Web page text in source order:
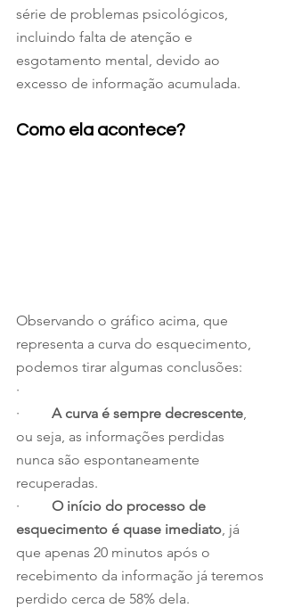
série de problemas psicológicos,
incluindo falta de atenção e
esgotamento mental, devido ao
excesso de informação acumulada.
Como ela acontece?
Observando o gráfico acima, que
representa a curva do esquecimento,
podemos tirar algumas conclusões:
·
· A curva é sempre decrescente,
ou seja, as informações perdidas
nunca são espontaneamente
recuperadas.
· O início do processo de
esquecimento é quase imediato, já
que apenas 20 minutos após o
recebimento da informação já teremos
perdido cerca de 58% dela.